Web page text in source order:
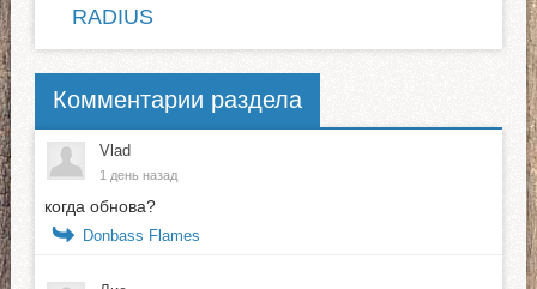
RADIUS
Комментарии раздела
Vlad
1 день назад
когда обнова?
Donbass Flames